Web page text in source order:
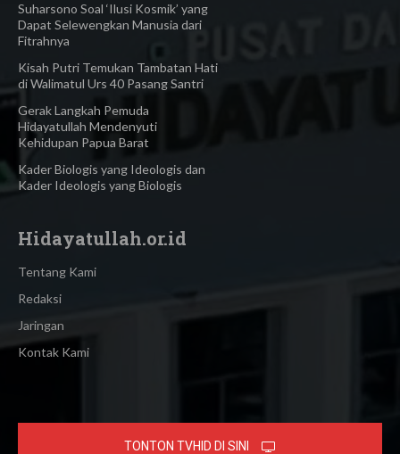
Suharsono Soal ‘Ilusi Kosmik’ yang
Dapat Selewengkan Manusia dari
Fitrahnya
Kisah Putri Temukan Tambatan Hati
di Walimatul Urs 40 Pasang Santri
Gerak Langkah Pemuda
Hidayatullah Mendenyuti
Kehidupan Papua Barat
Kader Biologis yang Ideologis dan
Kader Ideologis yang Biologis
Hidayatullah.or.id
Tentang Kami
Redaksi
Jaringan
Kontak Kami
TONTON TVHID DI SINI